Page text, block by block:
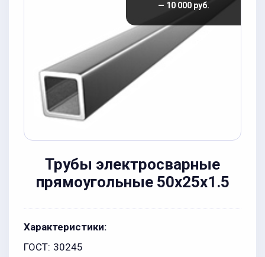
— 10 000 руб.
Трубы электросварные
прямоугольные 50x25x1.5
Характеристики:
ГОСТ: 30245